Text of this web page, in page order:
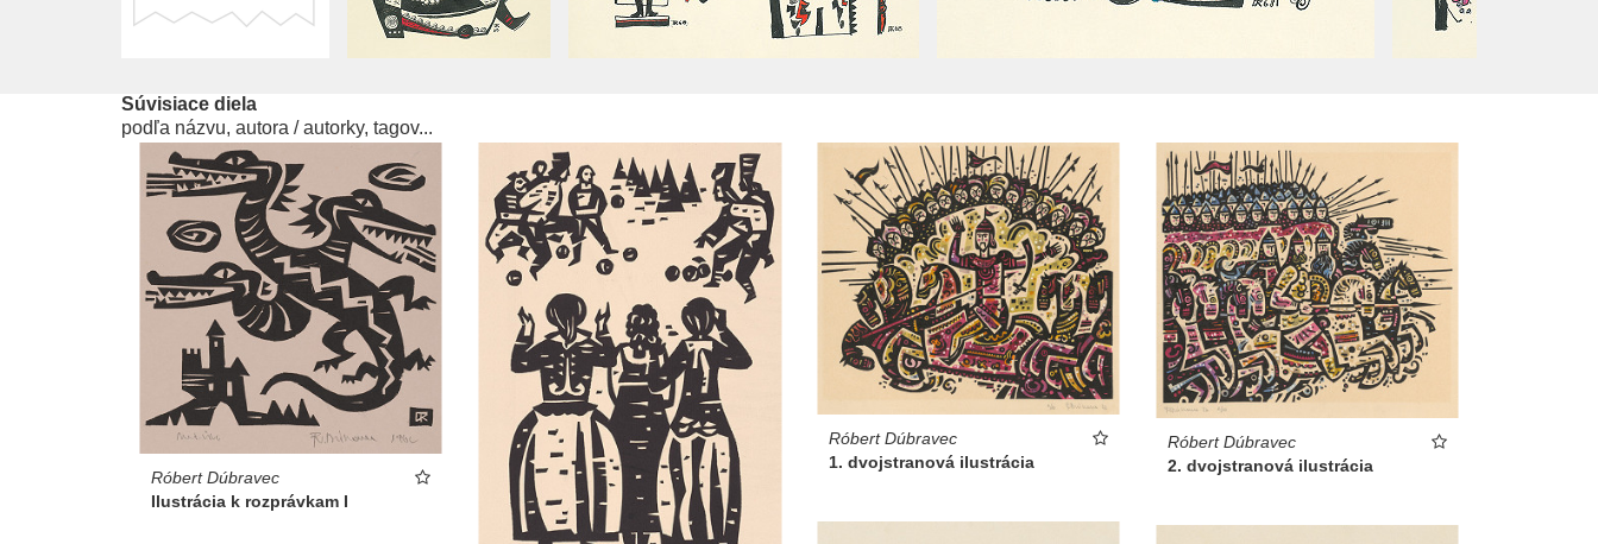
Súvisiace diela
podľa názvu, autora / autorky, tagov...
Róbert Dúbravec
Ilustrácia k rozprávkam I
Róbert Dúbravec
1. dvojstranová ilustrácia
Róbert Dúbravec
2. dvojstranová ilustrácia